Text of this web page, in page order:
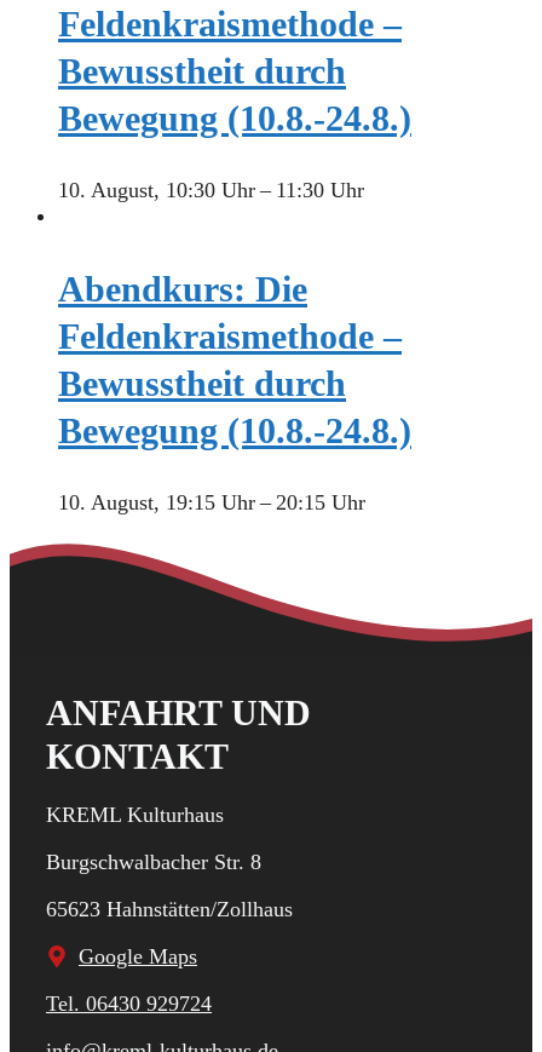
Feldenkraismethode –
Bewusstheit durch
Bewegung (10.8.-24.8.)
10. August, 10:30 Uhr– 11:30 Uhr
Abendkurs: Die
Feldenkraismethode –
Bewusstheit durch
Bewegung (10.8.-24.8.)
10. August, 19:15 Uhr– 20:15 Uhr
ANFAHRT UND
KONTAKT
KREML Kulturhaus
Burgschwalbacher Str. 8
65623 Hahnstätten/Zollhaus
Google Maps
Tel. 06430 929724